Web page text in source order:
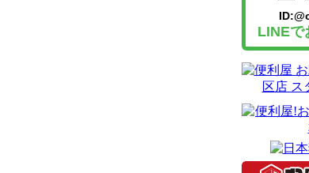
LINEで